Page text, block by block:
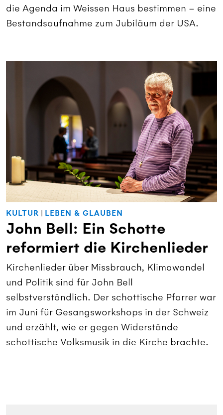
die Agenda im Weissen Haus bestimmen – eine
Bestandsaufnahme zum Jubiläum der USA.
KULTUR | LEBEN & GLAUBEN
John Bell: Ein Schotte
reformiert die Kirchenlieder
Kirchenlieder über Missbrauch, Klimawandel
und Politik sind für John Bell
selbstverständlich. Der schottische Pfarrer war
im Juni für Gesangsworkshops in der Schweiz
und erzählt, wie er gegen Widerstände
schottische Volksmusik in die Kirche brachte.